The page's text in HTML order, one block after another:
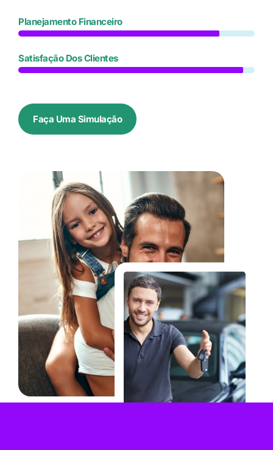
Planejamento Financeiro
Satisfação Dos Clientes
Faça Uma Simulação